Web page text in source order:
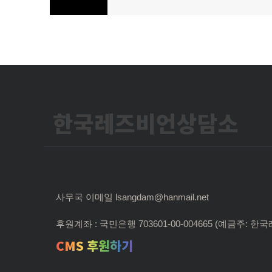
색
한국레즈비언상담소
사무국 이메일 lsangdam@hanmail.net
후원계좌 : 국민은행 703601-00-004665 (예금주: 한국
CMS 후원하기